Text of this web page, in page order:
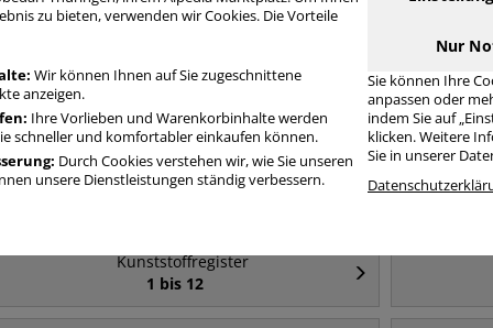
Häufig gesucht
A4
Kunststoffregister
Kunststoffregister
1 bis 12
zu bieten, verwenden wir Cookies. Die Vorteile
Wir können Ihnen auf Sie zugeschnittene
anzeigen.
Ihre Vorlieben und Warenkorbinhalte werden
schneller und komfortabler einkaufen können.
Durch Cookies verstehen wir, wie Sie unseren
unsere Dienstleistungen ständig verbessern.
Nur
Sie können Ihre
anpassen oder
indem Sie auf
klicken. Weitere
Sie in unserer